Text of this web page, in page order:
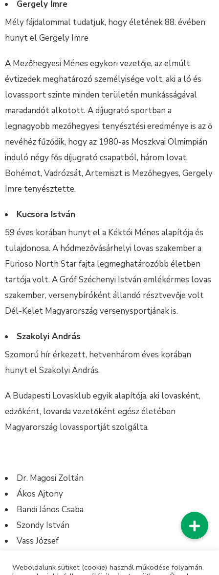
Gergely Imre
Mély fájdalommal tudatjuk, hogy életének 88. évében
hunyt el Gergely Imre
A Mezőhegyesi Ménes egykori vezetője, az elmúlt
évtizedek meghatározó személyisége volt, aki a ló és
lovassport szinte minden területén munkásságával
maradandót alkotott. A díjugrató sportban a
legnagyobb mezőhegyesi tenyésztési eredménye is az ő
nevéhéz fűződik, hogy az 1980-as Moszkvai Olmimpián
induló négy fős díjugrató csapatból, három lovat,
Bohémot, Vadrózsát, Artemiszt is Mezőhegyes, Gergely
Imre tenyésztette.
Kucsora István
59 éves korában hunyt el a Kéktói Ménes alapítója és
tulajdonosa. A hódmezővásárhelyi lovas szakember a
Furioso North Star fajta legmeghatározóbb életben
tartója volt. A Gróf Széchenyi István emlékérmes lovas
szakember, versenybíróként állandó résztvevője volt
Dél-Kelet Magyarország versenysportjának is.
Szakolyi András
Szomorú hír érkezett, hetvenhárom éves korában
hunyt el Szakolyi András.
A Budapesti Lovasklub egyik alapítója, aki lovasként,
edzőként, lovarda vezetőként egész életében
Magyarország lovassportját szolgálta.
Dr. Magosi Zoltán
Ákos Ajtony
Bandi János Csaba
Szondy István
Vass József
Som Lajos
Weboldalunk sütiket (cookie) használ működése folyamán,